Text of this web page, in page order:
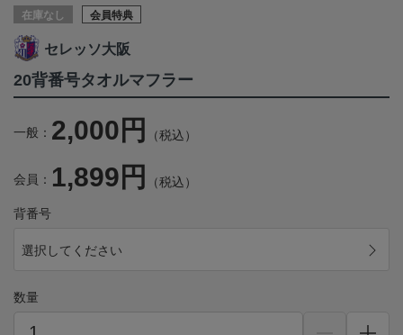
在庫なし 会員特典
セレッソ大阪
20背番号タオルマフラー
一般： 2,000円 （税込）
会員： 1,899円 （税込）
背番号
選択してください
数量